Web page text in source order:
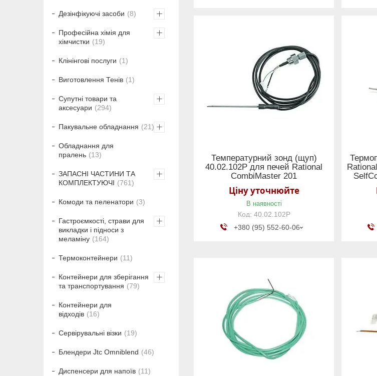
Температурний зонд (щуп)
40.02.102Р для печей Rational
CombiMaster 201
Ціну уточнюйте
В наявності
40.02.102Р
+380 (95) 552-60-06
Дезінфікуючі засоби 8
Професійна хімія для
хімчистки
19
Клінінгові послуги 1
Виготовлення Тенів 1
Супутні товари та
аксесуари
294
Пакувальне обладнання 21
Обладнання для
пралень
13
ЗАПАСНІ ЧАСТИНИ ТА
КОМПЛЕКТУЮЧІ
761
Комоди та пеленатори 3
Гастроємкості, страви для
викладки і підноси з
меламіну
164
Термоконтейнери 11
Контейнери для зберігання
та транспортування
79
Контейнери для
відходів
16
Сервірувальні візки 19
Блендери Jtc Omniblend 46
Диспенсери для напоїв 11